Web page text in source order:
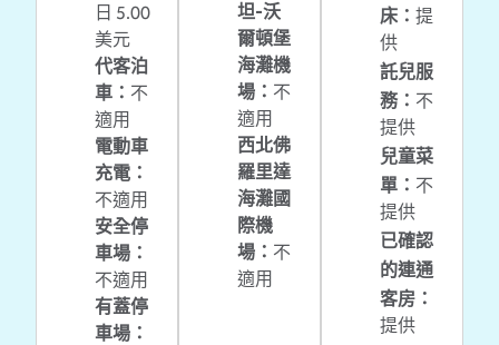
日 5.00
美元
代客泊
車 ： 不
適用
電動車
充電 ：
不適用
安全停
車場 ：
不適用
有蓋停
車場 ：
坦-沃
爾頓堡
海灘機
場 ： 不
適用
西北佛
羅里達
海灘國
際機
場 ： 不
適用
床 ： 提
供
託兒服
務 ： 不
提供
兒童菜
單 ： 不
提供
已確認
的連通
客房 ：
提供